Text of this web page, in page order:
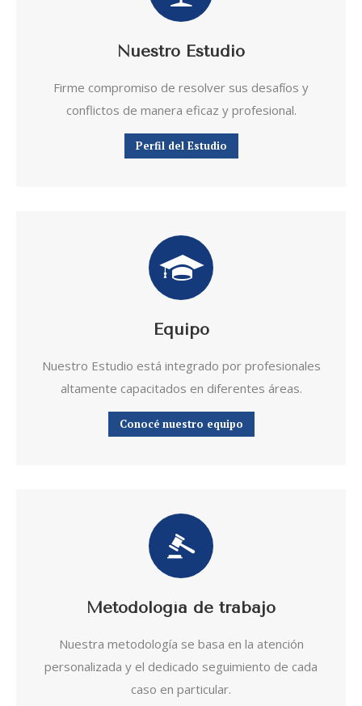
Nuestro Estudio
Firme compromiso de resolver sus desafíos y
conflictos de manera eficaz y profesional.
Perfil del Estudio
Equipo
Nuestro Estudio está integrado por profesionales
altamente capacitados en diferentes áreas.
Conocé nuestro equipo
Metodología de trabajo
Nuestra metodología se basa en la atención
personalizada y el dedicado seguimiento de cada
caso en particular.